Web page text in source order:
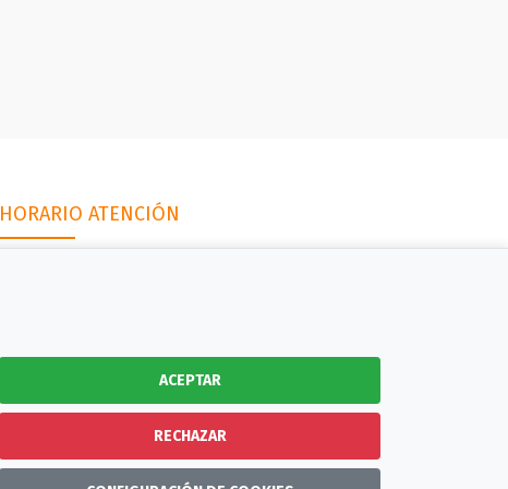
HORARIO ATENCIÓN
ACEPTAR
RECHAZAR